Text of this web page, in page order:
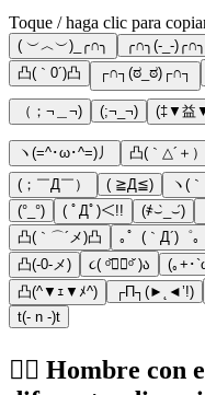
Toque / haga clic para
( ︶︿︶)_╭∩╮ ╭∩╮(-_-)╭∩╮
凸(｀0´)凸
┌∩┐(ಠ_ಠ)┌∩┐
（；¬＿¬) (;¬_¬) (‡▼益
ヽ(=^･ω･^=)丿 凸(｀△´＋）
(；￣Д￣）
( ≧Д≦) ヽ(
(°_°)
( ﾟДﾟ)＜!! (҂⌣̀_⌣́)
凸(｀⌒´メ)凸
｡゜(｀Д´)゜｡
凸(-0-メ)
૮( ᵒ̌▱๋ᵒ̌ )ა (｡+･
凸(^▼ｪ▼ﾒ^)
┌П┐(►˛◄’!)
t(- n -)t
🙍‍♂️ Hombre con